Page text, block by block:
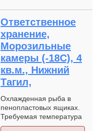
Ответственное
хранение,
Морозильные
камеры (-18С), 4
кв.м., Нижний
Тагил,
Охлажденная рыба в
пенопластовых ящиках.
Требуемая температура
хранения "0" - "-2"